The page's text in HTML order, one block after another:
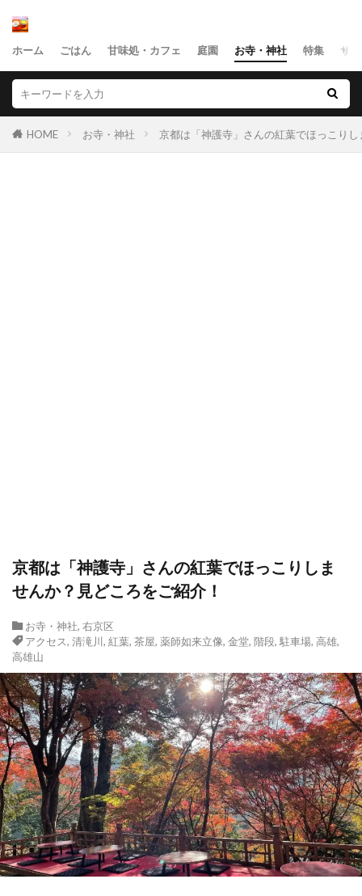
ホーム ごはん 甘味処・カフェ 庭園 お寺・神社 特集 サ
HOME お寺・神社 京都は「神護寺」さんの紅葉でほっこり
京都は「神護寺」さんの紅葉でほっこりしま
せんか？見どころをご紹介！
お寺・神社, 右京区
アクセス, 清滝川, 紅葉, 茶屋, 薬師如来立像, 金堂, 階段, 駐車場, 高雄,
高雄山